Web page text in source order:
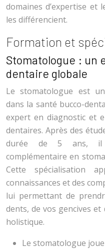
domaines d’expertise et
les différencient.
Formation et
Stomatologue : un
dentaire globale
Le stomatologue est
dans la santé bucco-
expert en diagnostic et
dentaires. Après des
durée de 5 ans, il
complémentaire en
Cette spécialisation
connaissances et des
lui permettant de
dents, de vos gencives
holistique.
Le stomatologue